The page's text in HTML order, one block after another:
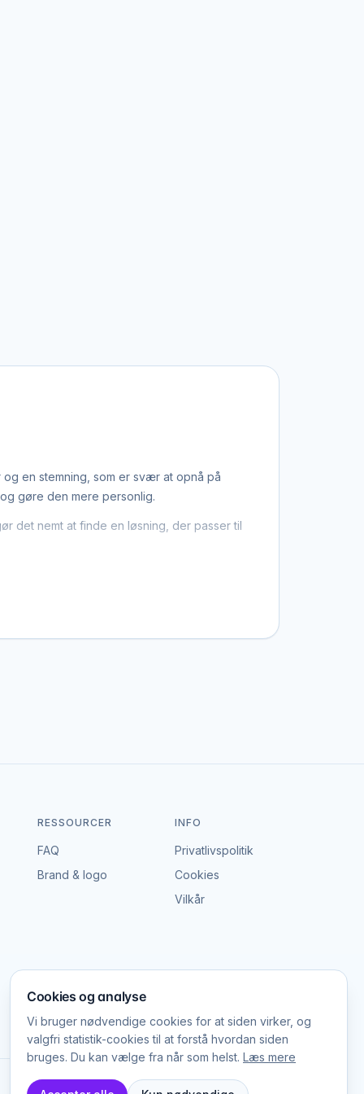
en stemning, som er svær at opnå på
gøre den mere personlig.
det nemt at finde en løsning, der passer til
under middag eller som et centralt
af optrædenen. Det er derfor en god idé
RESSOURCER
FAQ
Brand & logo
INFO
Privatlivspolitik
Cookies
Vilkår
Platform Labs ApS, CVR 45785025
Cookies og analyse
Vi bruger nødvendige cookies for at siden virker, og
valgfri statistik-cookies til at forstå hvordan siden
bruges. Du kan vælge fra når som helst. Læs mere